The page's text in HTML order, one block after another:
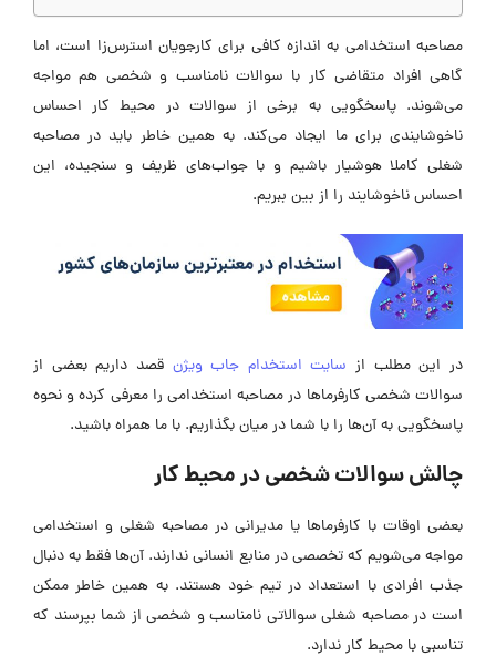
مصاحبه استخدامی به اندازه کافی برای کارجویان استرس‌زا است، اما
گاهی افراد متقاضی کار با سوالات نامناسب و شخصی هم مواجه
می‌شوند. پاسخگویی به برخی از سوالات در محیط کار احساس
ناخوشایندی برای ما ایجاد می‌کند. به همین خاطر باید در مصاحبه
شغلی کاملا هوشیار باشیم و با جواب‌های ظریف و سنجیده، این
احساس ناخوشایند را از بین ببریم.
در این مطلب از سایت استخدام جاب ویژن قصد داریم بعضی از
سوالات شخصی کارفرماها در مصاحبه استخدامی را معرفی کرده و نحوه
پاسخگویی به آن‌ها را با شما در میان بگذاریم. با ما همراه باشید.
چالش سوالات شخصی در محیط کار
بعضی اوقات با کارفرماها یا مدیرانی در مصاحبه شغلی و استخدامی
مواجه می‌شویم که تخصصی در منابع انسانی ندارند. آن‌ها فقط به دنبال
جذب افرادی با استعداد در تیم خود هستند. به همین خاطر ممکن
است در مصاحبه شغلی سوالاتی نامناسب و شخصی از شما بپرسند که
تناسبی با محیط کار ندارد.